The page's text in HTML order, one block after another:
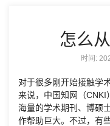
怎么
时间:
对于很多刚开始接触学
来说，中国知网（
海量的学术期刊、博硕
作帮助巨大。不过，有